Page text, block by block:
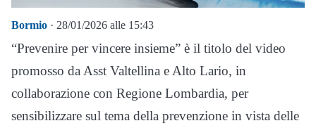
Bormio · 28/01/2026 alle 15:43
“Prevenire per vincere insieme” è il titolo del video
promosso da Asst Valtellina e Alto Lario, in
collaborazione con Regione Lombardia, per
sensibilizzare sul tema della prevenzione in vista delle